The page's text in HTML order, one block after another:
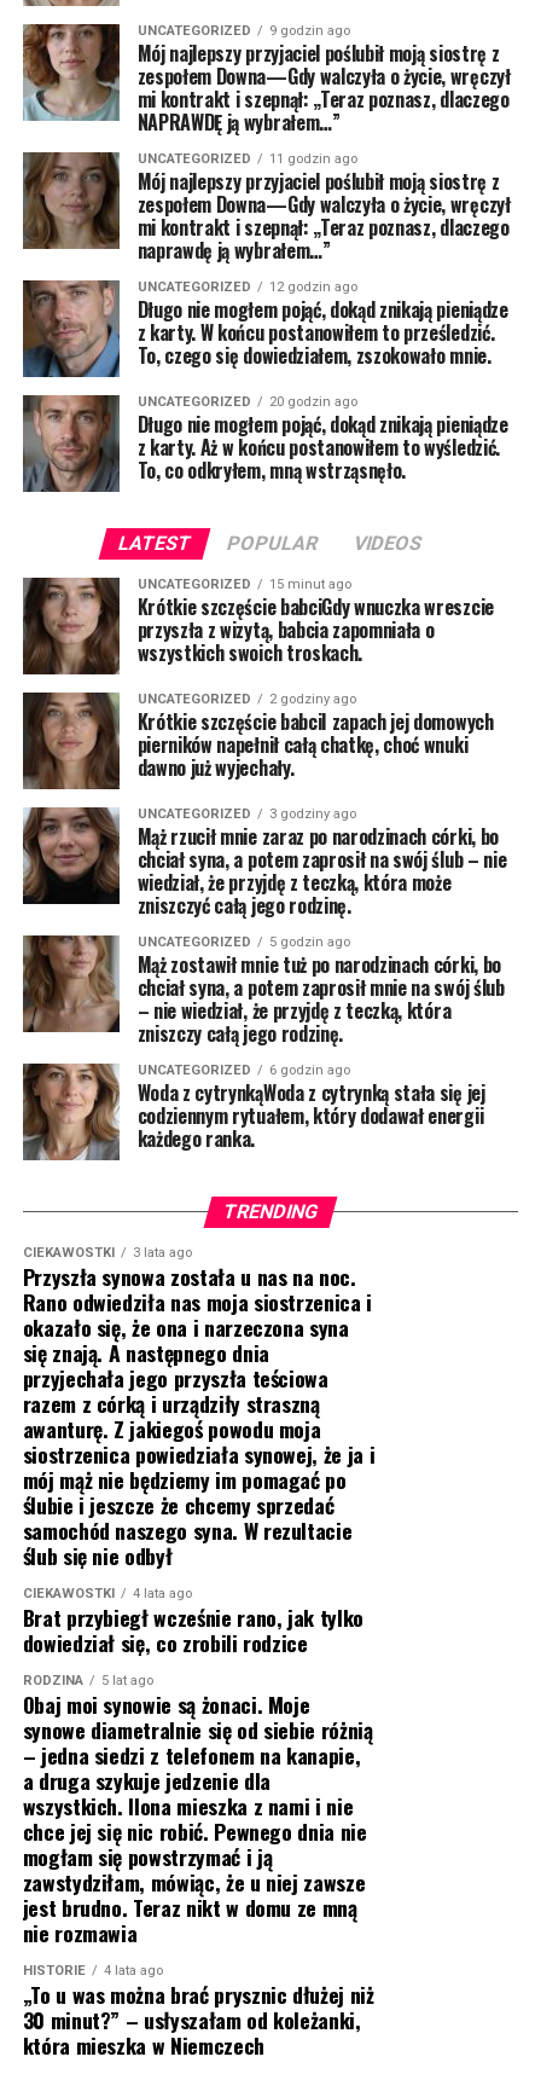
UNCATEGORIZED 9 godzin ago
Mój najlepszy przyjaciel poślubił moją siostrę z
zespołem Downa—Gdy walczyła o życie, wręczył
mi kontrakt i szepnął: „Teraz poznasz, dlaczego
NAPRAWDĘ ją wybrałem…”
UNCATEGORIZED 11 godzin ago
Mój najlepszy przyjaciel poślubił moją siostrę z
zespołem Downa—Gdy walczyła o życie, wręczył
mi kontrakt i szepnął: „Teraz poznasz, dlaczego
naprawdę ją wybrałem…”
UNCATEGORIZED 12 godzin ago
Długo nie mogłem pojąć, dokąd znikają pieniądze
z karty. W końcu postanowiłem to prześledzić.
To, czego się dowiedziałem, zszokowało mnie.
UNCATEGORIZED 20 godzin ago
Długo nie mogłem pojąć, dokąd znikają pieniądze
z karty. Aż w końcu postanowiłem to wyśledzić.
To, co odkryłem, mną wstrząsnęło.
LATEST POPULAR VIDEOS
UNCATEGORIZED 15 minut ago
Krótkie szczęście babciGdy wnuczka wreszcie
przyszła z wizytą, babcia zapomniała o
wszystkich swoich troskach.
UNCATEGORIZED 2 godziny ago
Krótkie szczęście babciI zapach jej domowych
pierników napełnił całą chatkę, choć wnuki
dawno już wyjechały.
UNCATEGORIZED 3 godziny ago
Mąż rzucił mnie zaraz po narodzinach córki, bo
chciał syna, a potem zaprosił na swój ślub – nie
wiedział, że przyjdę z teczką, która może
zniszczyć całą jego rodzinę.
UNCATEGORIZED 5 godzin ago
Mąż zostawił mnie tuż po narodzinach córki, bo
chciał syna, a potem zaprosił mnie na swój ślub
– nie wiedział, że przyjdę z teczką, która
zniszczy całą jego rodzinę.
UNCATEGORIZED 6 godzin ago
Woda z cytrynkąWoda z cytrynką stała się jej
codziennym rytuałem, który dodawał energii
każdego ranka.
TRENDING
CIEKAWOSTKI 3 lata ago
Przyszła synowa została u nas na noc.
Rano odwiedziła nas moja siostrzenica i
okazało się, że ona i narzeczona syna
się znają. A następnego dnia
przyjechała jego przyszła teściowa
razem z córką i urządziły straszną
awanturę. Z jakiegoś powodu moja
siostrzenica powiedziała synowej, że ja i
mój mąż nie będziemy im pomagać po
ślubie i jeszcze że chcemy sprzedać
samochód naszego syna. W rezultacie
ślub się nie odbył
CIEKAWOSTKI 4 lata ago
Brat przybiegł wcześnie rano, jak tylko
dowiedział się, co zrobili rodzice
RODZINA 5 lat ago
Obaj moi synowie są żonaci. Moje
synowe diametralnie się od siebie różnią
– jedna siedzi z telefonem na kanapie,
a druga szykuje jedzenie dla
wszystkich. Ilona mieszka z nami i nie
chce jej się nic robić. Pewnego dnia nie
mogłam się powstrzymać i ją
zawstydziłam, mówiąc, że u niej zawsze
jest brudno. Teraz nikt w domu ze mną
nie rozmawia
HISTORIE 4 lata ago
„To u was można brać prysznic dłużej niż
30 minut?” – usłyszałam od koleżanki,
która mieszka w Niemczech